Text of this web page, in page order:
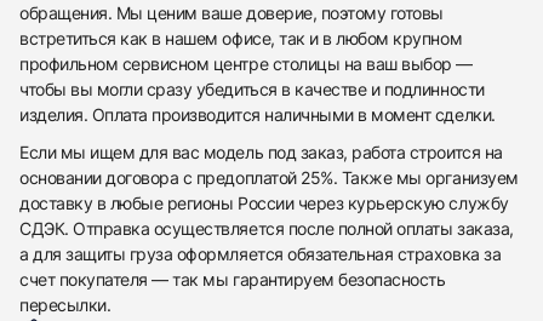
обращения. Мы ценим ваше доверие, поэтому готовы
встретиться как в нашем офисе, так и в любом крупном
профильном сервисном центре столицы на ваш выбор —
чтобы вы могли сразу убедиться в качестве и подлинности
изделия. Оплата производится наличными в момент сделки.
Если мы ищем для вас модель под заказ, работа строится на
основании договора с предоплатой 25%. Также мы организуем
доставку в любые регионы России через курьерскую службу
СДЭК. Отправка осуществляется после полной оплаты заказа,
а для защиты груза оформляется обязательная страховка за
счет покупателя — так мы гарантируем безопасность
пересылки.